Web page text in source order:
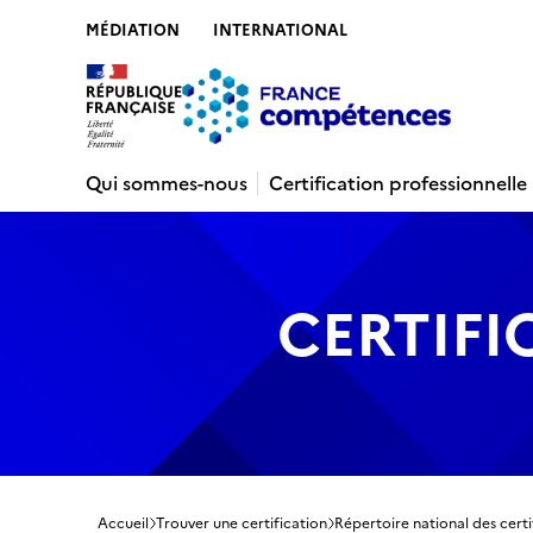
MÉDIATION INTERNATIONAL
Qui sommes-nous
Certification professionnelle
Accueil Trouver une certification Répertoire national des